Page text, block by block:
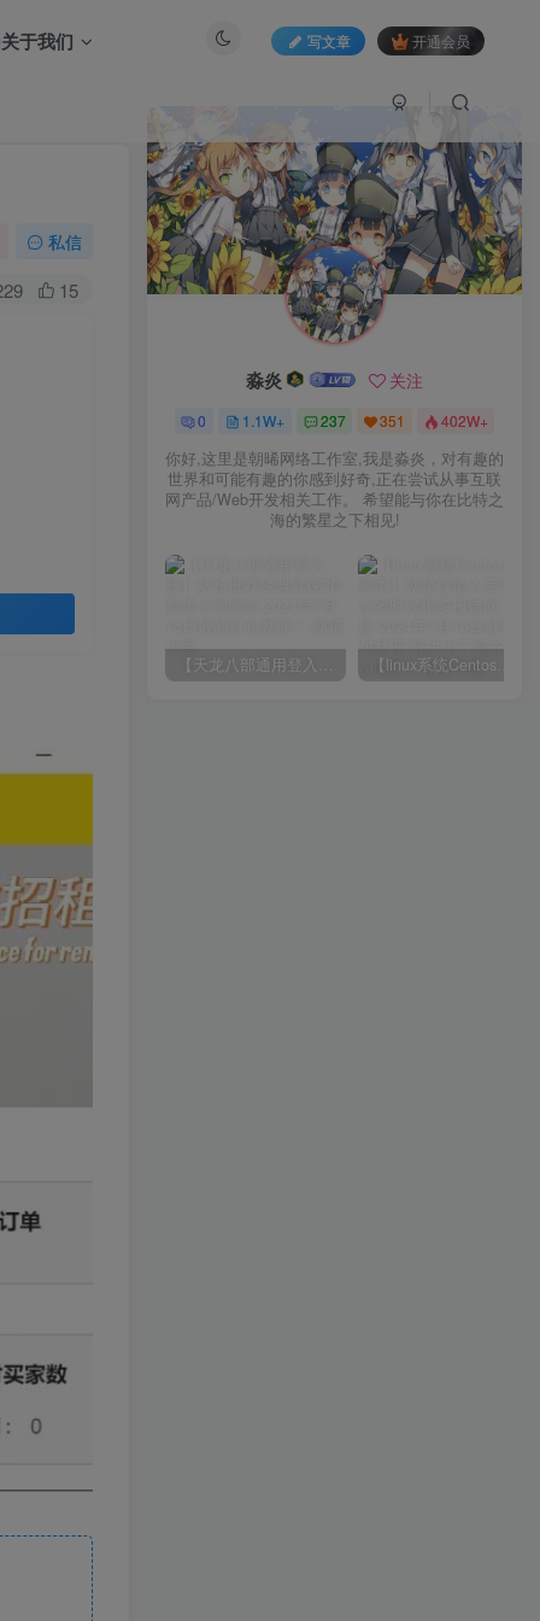
关于我们 写文章 开通会员
私信
15
淼炎 关注
0 1.1W+ 237 351 402W+
你好,这里是朝晞网络工作室,我是淼炎，对有趣的
世界和可能有趣的你感到好奇,正在尝试从事互联
网产品/Web开发相关工作。 希望能与你在比特之
海的繁星之下相见!
【天龙八部通用登入器】站长推荐经典武侠3D唯美江湖端游-2024年7月15日最新打包整理！